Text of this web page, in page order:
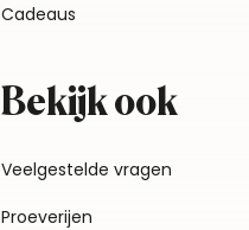
Cadeaus
Bekijk ook
Veelgestelde vragen
Proeverijen